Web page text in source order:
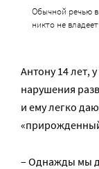
Обычной речью в
никто не владеет
Антону 14 лет,
нарушения
и ему легко
– Однажды мы